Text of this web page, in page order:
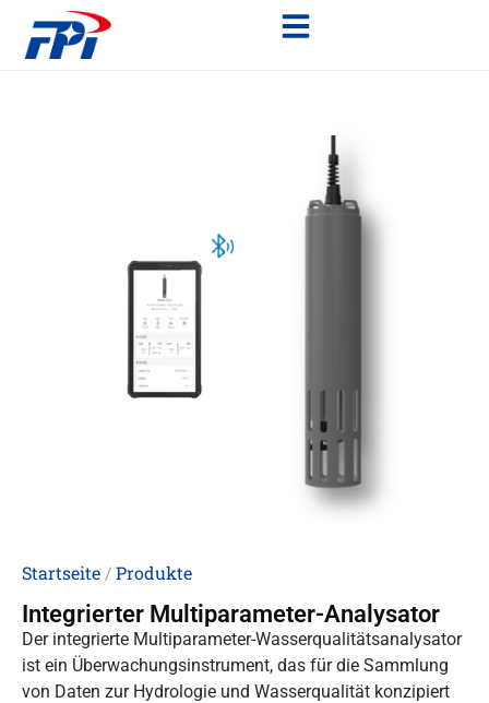
Startseite/Produkte
Integrierter Multiparameter-Analysator
Der integrierte Multiparameter-Wasserqualitätsanalysator
ist ein Überwachungsinstrument, das für die Sammlung
von Daten zur Hydrologie und Wasserqualität konzipiert